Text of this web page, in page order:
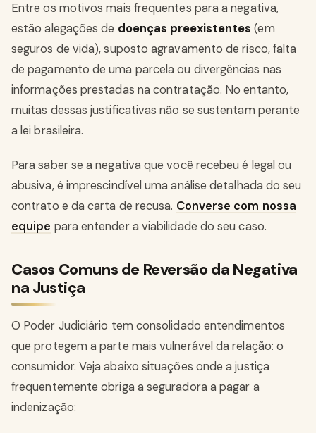
Entre os motivos mais frequentes para a negativa,
estão alegações de doenças preexistentes (em
seguros de vida), suposto agravamento de risco, falta
de pagamento de uma parcela ou divergências nas
informações prestadas na contratação. No entanto,
muitas dessas justificativas não se sustentam perante
a lei brasileira.
Para saber se a negativa que você recebeu é legal ou
abusiva, é imprescindível uma análise detalhada do seu
contrato e da carta de recusa. Converse com nossa
equipe para entender a viabilidade do seu caso.
Casos Comuns de Reversão da Negativa
na Justiça
O Poder Judiciário tem consolidado entendimentos
que protegem a parte mais vulnerável da relação: o
consumidor. Veja abaixo situações onde a justiça
frequentemente obriga a seguradora a pagar a
indenização: